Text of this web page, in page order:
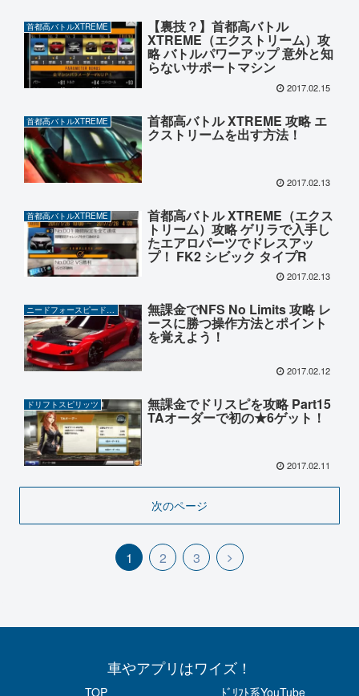
首都高バトルXTREME 【裏技？】首都高バトル
XTREME（エクストリーム）攻
略 バトルパワーアップ 意外と知
らないサポートマシン
2017.02.15
首都高バトルXTREME 首都高バトル XTREME 攻略 エ
クストリームを出す方法！
2017.02.13
首都高バトルXTREME 首都高バトル XTREME（エクス
トリーム）攻略 ゲリラで入手し
たエアロパーツでドレスアッ
プ！ FK2 シビック タイプR
2017.02.13
ニードフォースピードノーリミット 無課金でNFS No Limits 攻略 レ
ースに勝つ操作方法とポイント
を覚えよう！
2017.02.12
ドリフトスピリッツ 無課金でドリスピを攻略 Part15
TAオーダーで初の★6ゲット！
2017.02.11
次のページ
1 2 3
車やアプリはワイズ！
TOP ﾄﾞﾘﾌﾄ系YouTube